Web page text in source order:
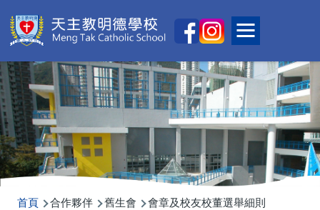
Toggle
Main
導
首頁 合作夥伴 舊生會 會章及校友校董選舉細則